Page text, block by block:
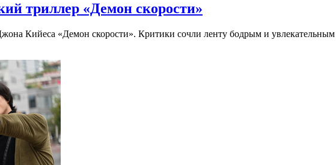
триллер «Демон скорости»
Кийеса «Демон скорости». Критики сочли ленту бодрым и